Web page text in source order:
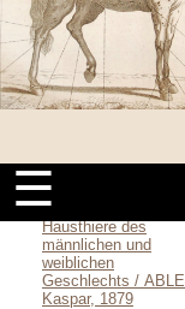
☰
Unterricht /
Kaspar, 1866
Das
Kriegspferd im
gesunden und
kranken
Verschneidung
(Castration) der
Hausthiere des
männlichen und
weiblichen
Geschlechts /
Kaspar, 1879